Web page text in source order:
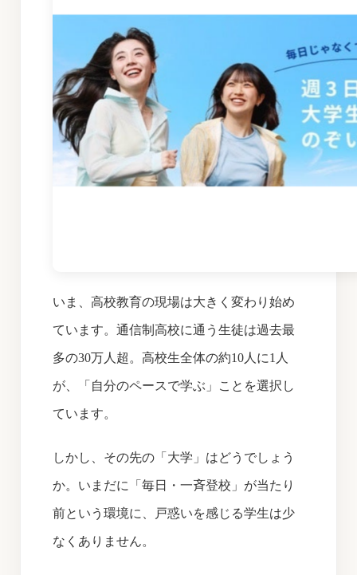
いま、高校教育の現場は大きく変わり始め
ています。通信制高校に通う生徒は過去最
多の30万人超。高校生全体の約10人に1人
が、「自分のペースで学ぶ」ことを選択し
ています。
しかし、その先の「大学」はどうでしょう
か。いまだに「毎日・一斉登校」が当たり
前という環境に、戸惑いを感じる学生は少
なくありません。